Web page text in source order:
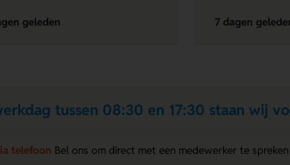
geleden 7 dagen
tussen 08:30 en 17:30 staan wij
telefoon Bel ons om direct met een medewerker te spreken